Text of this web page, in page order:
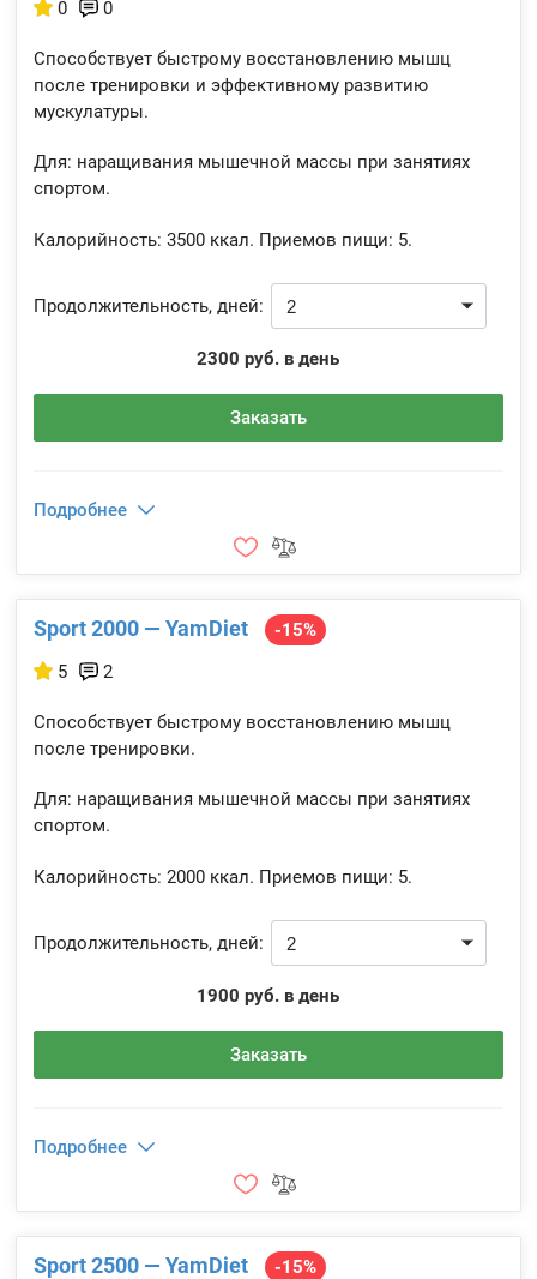
0
0
Способствует быстрому восстановлению мышц
после тренировки и эффективному развитию
мускулатуры.
Для: наращивания мышечной массы при занятиях
спортом.
Калорийность: 3500 ккал. Приемов пищи: 5.
Продолжительность, дней:
2300 руб. в день
Заказать
Подробнее
Sport 2000 — YamDiet
-15%
5
2
Способствует быстрому восстановлению мышц
после тренировки.
Для: наращивания мышечной массы при занятиях
спортом.
Калорийность: 2000 ккал. Приемов пищи: 5.
Продолжительность, дней:
1900 руб. в день
Заказать
Подробнее
Sport 2500 — YamDiet
-15%